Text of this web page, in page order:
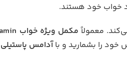
خواب خود هستند.
معمولاً مکمل ویژه خواب
را بشمارید و باآدامس پاستیلی